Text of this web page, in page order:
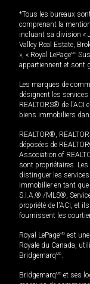
*Tous les bureaux
comprenant la
incluant sa division «
Valley Real Estate,
», « Royal LePageMD
appartiennent et sont
Les marques de
désignent les
REALTORS® de l'ACI
biens immobiliers
REALTOR®,
déposées de
Association of
sont propriétaires.
distinguer les
immobilier en tant
S.I.A.® /MLS®,
propriété de l'ACI, et
fournissent les
Royal LePageMD est
Royale du Canada,
BridgemarqMD.
BridgemarqMD et ses